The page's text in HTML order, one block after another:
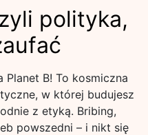
polityka,
Planet B! To kosmiczna
w której budujesz
z etyką. Bribing,
powszedni – i nikt się